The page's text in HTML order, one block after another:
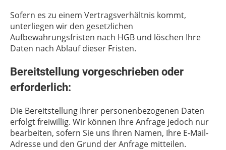
Sofern es zu einem Vertragsverhältnis kommt,
unterliegen wir den gesetzlichen
Aufbewahrungsfristen nach HGB und löschen Ihre
Daten nach Ablauf dieser Fristen.
Bereitstellung vorgeschrieben oder
erforderlich:
Die Bereitstellung Ihrer personenbezogenen Daten
erfolgt freiwillig. Wir können Ihre Anfrage jedoch nur
bearbeiten, sofern Sie uns Ihren Namen, Ihre E-Mail-
Adresse und den Grund der Anfrage mitteilen.